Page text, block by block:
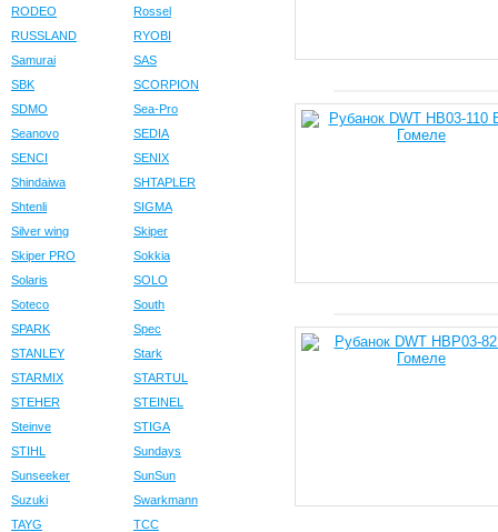
RODEO
Rossel
RUSSLAND
RYOBI
Samurai
SAS
SBK
SCORPION
SDMO
Sea-Pro
Seanovo
SEDIA
SENCI
SENIX
Shindaiwa
SHTAPLER
Shtenli
SIGMA
Silver wing
Skiper
Skiper PRO
Sokkia
Solaris
SOLO
Soteco
South
SPARK
Spec
STANLEY
Stark
STARMIX
STARTUL
STEHER
STEINEL
Steinve
STIGA
STIHL
Sundays
Sunseeker
SunSun
Suzuki
Swarkmann
TAYG
TCC